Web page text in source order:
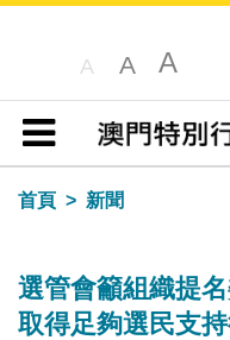
A A A
目錄
首頁
新聞
選管會籲組織提
取得足夠選民支